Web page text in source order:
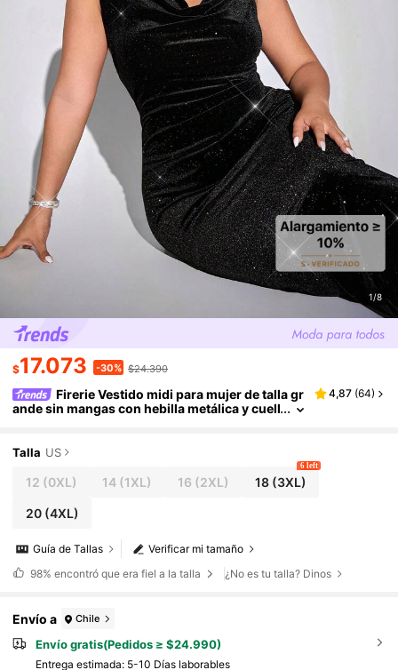
1/8
$17.073 -30% $24.390
Firerie Vestido midi para mujer de talla gr
ande sin mangas con hebilla metálica y cuell
adecuado para ir al trabajo, elegante, sexy, vaca
ciones, playa, Hawái, temporada de bodas, cere
monia de graduación, baile de graduación
4,87 (64)
Talla US
12 (0XL) 14 (1XL) 16 (2XL) 18(3XL)
6 left
20(4XL)
Verificar mi tamaño
Guía de Tallas
98% encontró que era fiel a la talla ¿No es tu talla? Dinos
Envío a Chile
Envío gratis(Pedidos ≥ $24.990)
Entrega estimada: 5-10 Días laborables